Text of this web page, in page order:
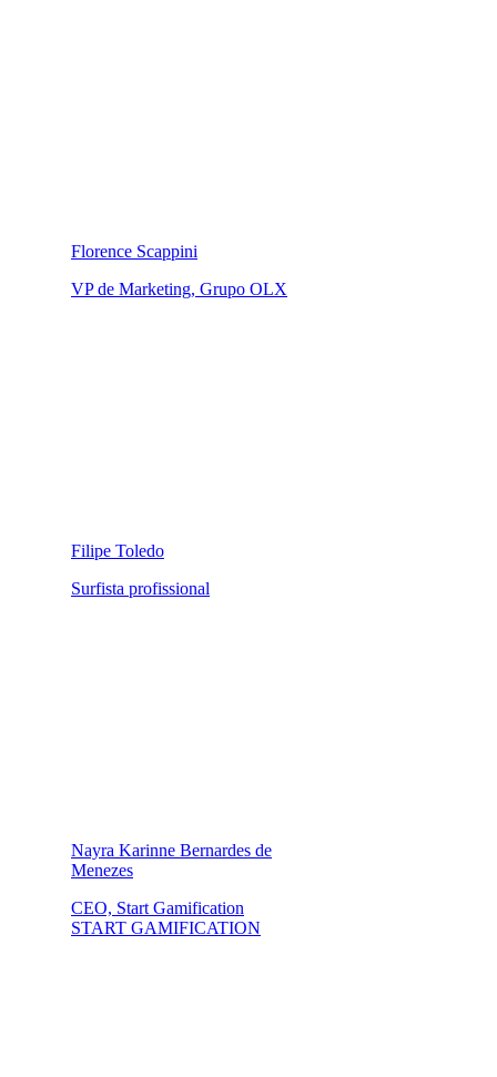
Florence Scappini
VP de Marketing, Grupo OLX
Filipe Toledo
Surfista profissional
Nayra Karinne Bernardes de
Menezes
CEO, Start Gamification
START GAMIFICATION